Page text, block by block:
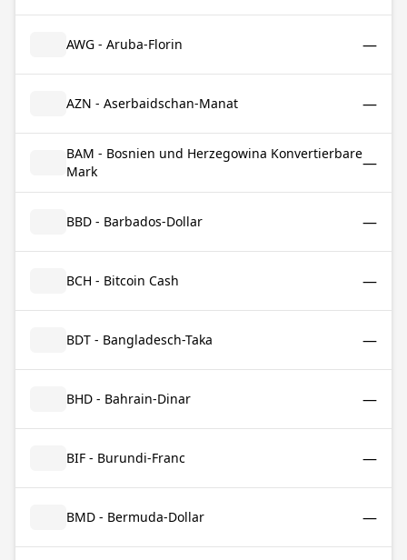
AWG - Aruba-Florin —
AZN - Aserbaidschan-Manat —
BAM - Bosnien und Herzegowina Konvertierbare
Mark
—
BBD - Barbados-Dollar —
BCH - Bitcoin Cash —
BDT - Bangladesch-Taka —
BHD - Bahrain-Dinar —
BIF - Burundi-Franc —
BMD - Bermuda-Dollar —